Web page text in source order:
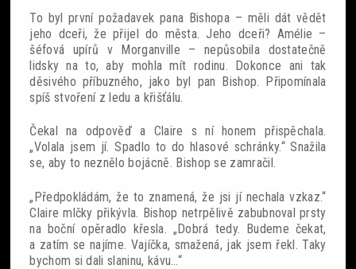
To byl první požadavek pana Bishopa – měli dát vědět
jeho dceři, že přijel do města. Jeho dceři? Amélie –
šéfová upírů v Morganville – nepůsobila dostatečně
lidsky na to, aby mohla mít rodinu. Dokonce ani tak
děsivého příbuzného, jako byl pan Bishop. Připomínala
spíš stvoření z ledu a křišťálu.
Čekal na odpověď a Claire s ní honem přispěchala.
„Volala jsem jí. Spadlo to do hlasové schránky.“ Snažila
se, aby to neznělo bojácně. Bishop se zamračil.
„Předpokládám, že to znamená, že jsi jí nechala vzkaz.“
Claire mlčky přikývla. Bishop netrpělivě zabubnoval prsty
na boční opěradlo křesla. „Dobrá tedy. Budeme čekat,
a zatím se najíme. Vajíčka, smažená, jak jsem řekl. Taky
bychom si dali slaninu, kávu…“